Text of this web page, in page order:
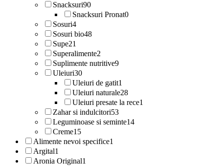
Snacksuri90
Snacksuri Pronat0
Sosuri4
Sosuri bio48
Supe21
Superalimente2
Suplimente nutritive9
Uleiuri30
Uleiuri de gatit1
Uleiuri naturale28
Uleiuri presate la rece1
Zahar si indulcitori53
Leguminoase si seminte14
Creme15
Alimente nevoi specifice1
Argital1
Aronia Original1